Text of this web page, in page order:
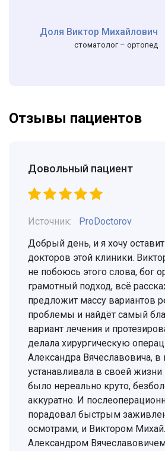
Доля Виктор Михайлович
стоматолог – ортопед
Отзывы пациентов
Довольный пациент
Источник:
ProDoctorov
Добрый день, и я хочу
докторов этой клиники.
не побоюсь этого слова, бог
грамотный подход, всё
предложит массу вариантов
проблемы и найдёт самый
вариант лечения и
делала хирургическую
Александра Вячеславовича,
устанавливала в своей
было нереально круто,
аккуратно. И
порадовал быстрым
осмотрами, и Виктором
Александром